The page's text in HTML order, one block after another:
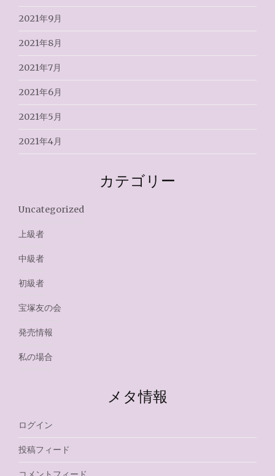
2021年9月
2021年8月
2021年7月
2021年6月
2021年5月
2021年4月
カテゴリー
Uncategorized
上級者
中級者
初級者
宝塚友の会
発売情報
私の場合
メタ情報
ログイン
投稿フィード